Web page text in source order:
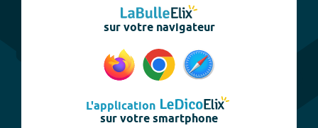
sur votre navigateur
L'application
sur votre smartphone